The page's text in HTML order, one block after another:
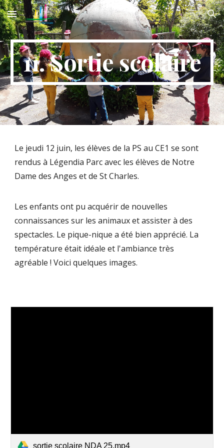
Skip to main content Skip to navigation
11. Sortie scolaire
Le jeudi 12 juin, les élèves de la PS au CE1 se sont
rendus à Légendia Parc avec les élèves de Notre
Dame des Anges et de St Charles.
Les enfants ont pu acquérir de nouvelles
connaissances sur les animaux et assister à des
spectacles. Le pique-nique a été bien apprécié. La
température était idéale et l'ambiance très
agréable ! Voici quelques images.
sortie scolaire NDA 25.mp4